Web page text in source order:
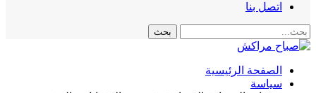
اتصل بنا
الصفحة الرئيسية
سياسة